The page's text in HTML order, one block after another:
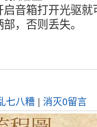
音箱打开光驱就
，否则丢失。
七八糟 | 消灭0留言